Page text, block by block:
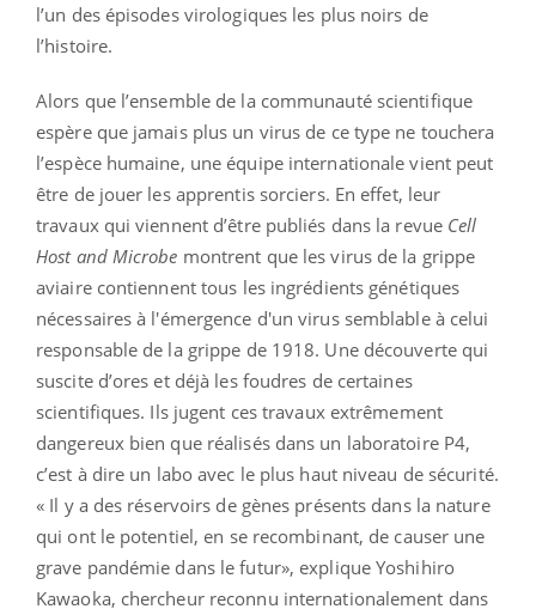
l’un des épisodes virologiques les plus noirs de
l’histoire.
Alors que l’ensemble de la communauté scientifique
espère que jamais plus un virus de ce type ne touchera
l’espèce humaine, une équipe internationale vient peut
être de jouer les apprentis sorciers. En effet, leur
travaux qui viennent d’être publiés dans la revue Cell
Host and Microbe montrent que les virus de la grippe
aviaire contiennent tous les ingrédients génétiques
nécessaires à l'émergence d'un virus semblable à celui
responsable de la grippe de 1918. Une découverte qui
suscite d’ores et déjà les foudres de certaines
scientifiques. Ils jugent ces travaux extrêmement
dangereux bien que réalisés dans un laboratoire P4,
c’est à dire un labo avec le plus haut niveau de sécurité.
« Il y a des réservoirs de gènes présents dans la nature
qui ont le potentiel, en se recombinant, de causer une
grave pandémie dans le futur», explique Yoshihiro
Kawaoka, chercheur reconnu internationalement dans